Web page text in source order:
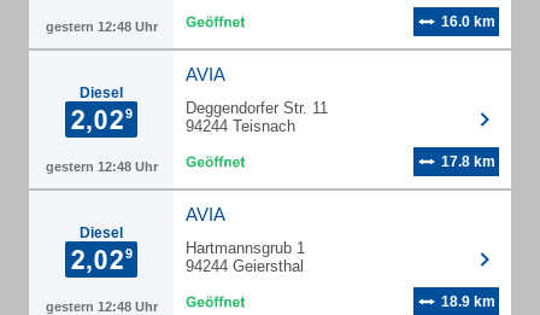
gestern 12:48 Uhr 16.0 km
Diesel
gestern 12:48 Uhr
AVIA
Deggendorfer Str. 11
94244 Teisnach
17.8 km
Diesel
gestern 12:48 Uhr
AVIA
Hartmannsgrub 1
94244 Geiersthal
18.9 km